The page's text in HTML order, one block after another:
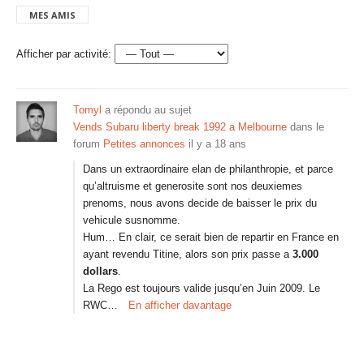
MES AMIS
Afficher par activité:
Tomyl a répondu au sujet
Vends Subaru liberty break 1992 a Melbourne dans le
forum Petites annonces il y a 18 ans
Dans un extraordinaire elan de philanthropie, et parce
qu’altruisme et generosite sont nos deuxiemes
prenoms, nous avons decide de baisser le prix du
vehicule susnomme.
Hum… En clair, ce serait bien de repartir en France en
ayant revendu Titine, alors son prix passe a 3.000
dollars.
La Rego est toujours valide jusqu’en Juin 2009. Le
RWC…
En afficher davantage